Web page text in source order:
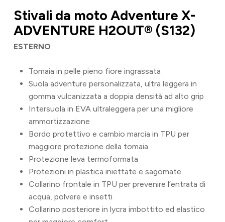
Stivali da moto Adventure X-
ADVENTURE H2OUT® (S132)
ESTERNO
Tomaia in pelle pieno fiore ingrassata
Suola adventure personalizzata, ultra leggera in
gomma vulcanizzata a doppia densità ad alto grip
Intersuola in EVA ultraleggera per una migliore
ammortizzazione
Bordo protettivo e cambio marcia in TPU per
maggiore protezione della tomaia
Protezione leva termoformata
Protezioni in plastica iniettate e sagomate
Collarino frontale in TPU per prevenire l’entrata di
acqua, polvere e insetti
Collarino posteriore in lycra imbottito ed elastico